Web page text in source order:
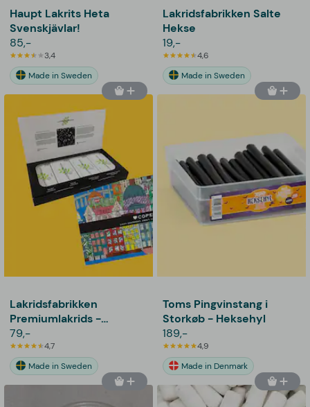
Haupt Lakrits Heta
Svenskjävlar!
85,-
3,4
Made in Sweden
Lakridsfabrikken Salte
Hekse
19,-
4,6
Made in Sweden
Lakridsfabrikken
Premiumlakrids -
Copenhagen
79,-
4,7
Made in Sweden
Toms Pingvinstang i
Storkøb - Heksehyl
189,-
4,9
Made in Denmark